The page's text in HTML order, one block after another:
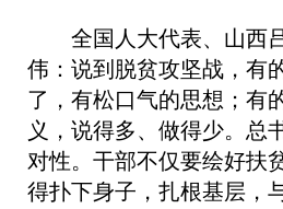
全国人大代表、山西
伟：说到脱贫攻坚战，有
了，有松口气的思想；有
义，说得多、做得少。总
对性。干部不仅要绘好扶
得扑下身子，扎根基层，